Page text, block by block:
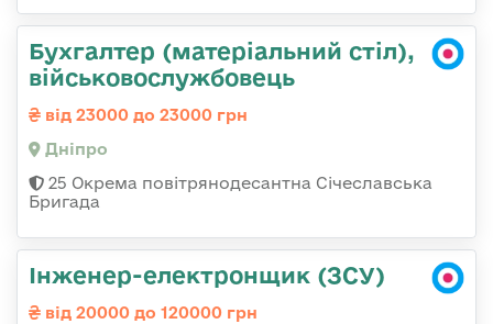
Бухгалтер (матеріальний стіл),
військовослужбовець
від 23000 до 23000 грн
Дніпро
25 Окрема повітрянодесантна Січеславська
Бригада
Інженер-електронщик (ЗСУ)
від 20000 до 120000 грн